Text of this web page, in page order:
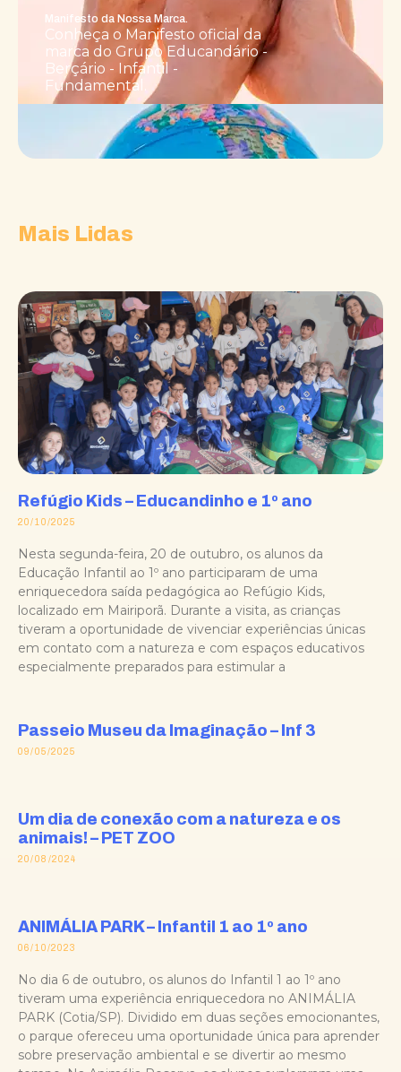
Manifesto da Nossa Marca.
Conheça o Manifesto oficial da
marca do Grupo Educandário -
Berçário - Infantil -
Fundamental.
Mais Lidas
Refúgio Kids – Educandinho e 1º ano
20/10/2025
Nesta segunda-feira, 20 de outubro, os alunos da
Educação Infantil ao 1º ano participaram de uma
enriquecedora saída pedagógica ao Refúgio Kids,
localizado em Mairiporã. Durante a visita, as crianças
tiveram a oportunidade de vivenciar experiências únicas
em contato com a natureza e com espaços educativos
especialmente preparados para estimular a
Passeio Museu da Imaginação – Inf 3
09/05/2025
Um dia de conexão com a natureza e os
animais! – PET ZOO
20/08/2024
ANIMÁLIA PARK – Infantil 1 ao 1º ano
06/10/2023
No dia 6 de outubro, os alunos do Infantil 1 ao 1º ano
tiveram uma experiência enriquecedora no ANIMÁLIA
PARK (Cotia/SP). Dividido em duas seções emocionantes,
o parque ofereceu uma oportunidade única para aprender
sobre preservação ambiental e se divertir ao mesmo